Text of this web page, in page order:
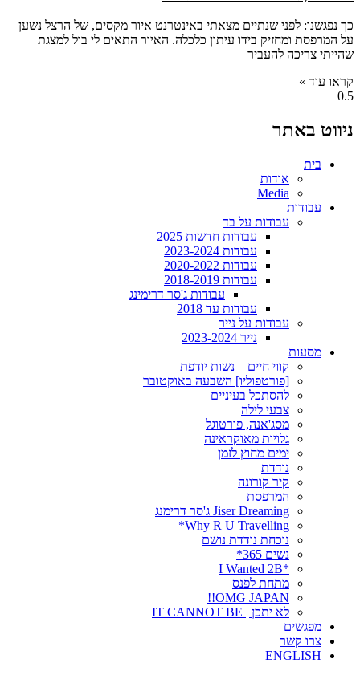
כך נפגשנו: לפני שנתיים מצאתי באינטרנט איור מקסים, של הרצל נשען
על המרפסת ומחזיק בידו עיתון כלכלה. האיור התאים לי בול למצגת
שהייתי צריכה להעביר
קראו עוד »
ניווט באתר
בית
אודות
Media
עבודות
עבודות על בד
עבודות חדשות 2025
עבודות 2023-2024
עבודות 2020-2022
עבודות 2018-2019
עבודות ג'סר דרימינג
עבודות עד 2018
עבודות על נייר
נייר 2023-2024
מסעות
קווי חיים – נשות יודפת
[פורטפוליו] השבעה באוקטובר
להסתכל בעיניים
צבעי לילה
מסג'אנה, פורטוגל
גלויות מאוקראינה
ימים מחוץ לזמן
נודדת
קיר קורונה
המרפסת
Jiser Dreaming ג'סר דרימנג
Why R U Travelling*
נוכחת נודדת נושם
נשים 365*
*I Wanted 2B
מתחת לפנס
OMG JAPAN!!
לא יתכן | IT CANNOT BE
מפגשים
צרו קשר
ENGLISH